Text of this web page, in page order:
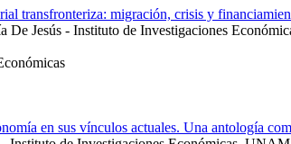
transfronteriza: migración, crisis y
De Jesús - Instituto de Investigaciones
en sus vínculos actuales. Una antología